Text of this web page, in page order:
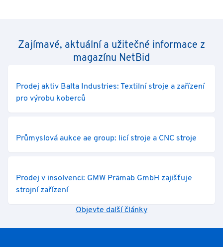
Zajímavé, aktuální a užitečné informace z
magazínu NetBid
Prodej aktiv Balta Industries: Textilní stroje a zařízení
pro výrobu koberců
Průmyslová aukce ae group: licí stroje a CNC stroje
Prodej v insolvenci: GMW Prämab GmbH zajišťuje
strojní zařízení
Objevte další články